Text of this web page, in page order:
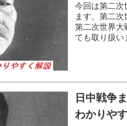
今回は第二次
ます。第二
第二次世界大
ても取り扱い
日中戦争
わかりや